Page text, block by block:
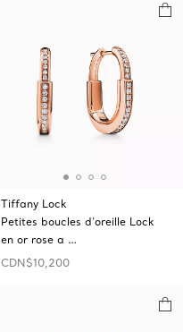
Tiffany Lock
Petites boucles d’oreille Lock
en or rose a …
CDN$10,200